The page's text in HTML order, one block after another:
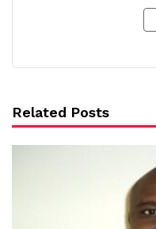
Related Posts